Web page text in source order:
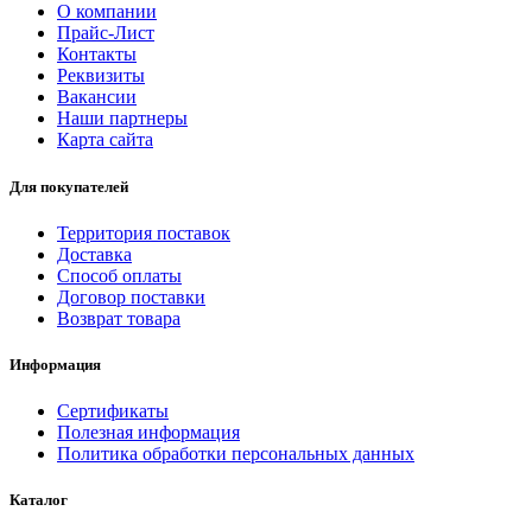
О компании
Прайс-Лист
Контакты
Реквизиты
Вакансии
Наши партнеры
Карта сайта
Для покупателей
Территория поставок
Доставка
Способ оплаты
Договор поставки
Возврат товара
Информация
Сертификаты
Полезная информация
Политика обработки персональных данных
Каталог